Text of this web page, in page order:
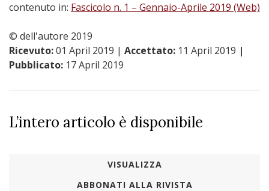
contenuto in: Fascicolo n. 1 – Gennaio-Aprile 2019 (Web)
© dell'autore 2019
Ricevuto:01 April 2019 | Accettato: 11 April 2019 |
Pubblicato: 17 April 2019
L’intero articolo è disponibile
VISUALIZZA
ABBONATI ALLA RIVISTA